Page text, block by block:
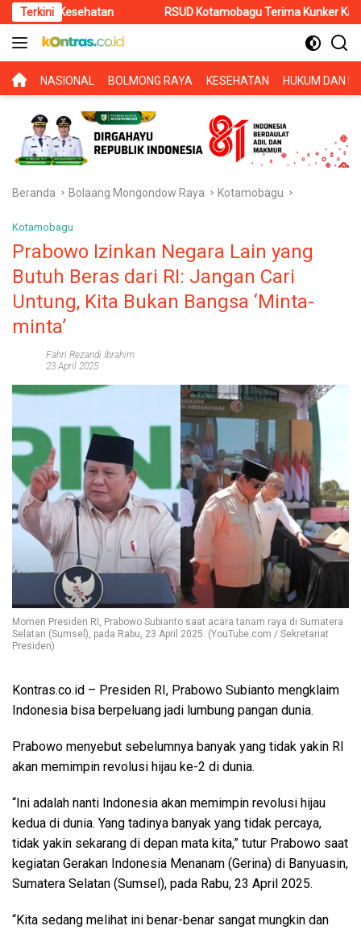
Langsung
ke
konten
Terkini RSUD Kotamobagu Terima Kunker Kancab BPJS
BERANDA
NASIONAL BOLMONG RAYA KESEHATAN HUKUM DAN
Beranda Bolaang Mongondow Raya Kotamobagu
Kotamobagu
Prabowo Izinkan Negara Lain yang
Butuh Beras dari RI: Jangan Cari
Untung, Kita Bukan Bangsa ‘Minta-
minta’
Fahri Rezandi Ibrahim
23 April 2025
Momen Presiden RI, Prabowo Subianto saat acara tanam raya di Sumatera
Selatan (Sumsel), pada Rabu, 23 April 2025. (YouTube.com / Sekretariat
Presiden)
Kontras.co.id – Presiden RI, Prabowo Subianto mengklaim
Indonesia bisa berpeluang jadi lumbung pangan dunia.
Prabowo menyebut sebelumnya banyak yang tidak yakin RI
akan memimpin revolusi hijau ke-2 di dunia.
“Ini adalah nanti Indonesia akan memimpin revolusi hijau
kedua di dunia. Yang tadinya banyak yang tidak percaya,
tidak yakin sekarang di depan mata kita,” tutur Prabowo saat
kegiatan Gerakan Indonesia Menanam (Gerina) di Banyuasin,
Sumatera Selatan (Sumsel), pada Rabu, 23 April 2025.
“Kita sedang melihat ini benar-benar sangat mungkin dan